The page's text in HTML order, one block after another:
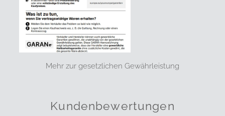
Mehr zur gesetzlichen Gewährleistung
Kundenbewertungen